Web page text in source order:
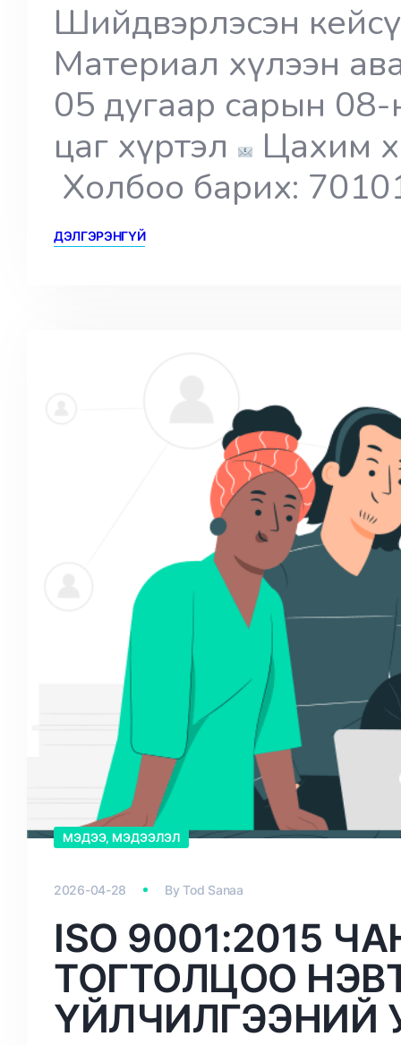
Шийдвэрлэсэн
Материал хүлээн
05 дугаар сарын
цаг хүртэл
Цахим
Холбоо барих:
ДЭЛГЭРЭНГҮЙ
МЭДЭЭ, МЭДЭЭЛЭЛ
2026-04-28 ByTod Sanaa
ISO 9001:2015
ТОГТОЛЦОО
ҮЙЛЧИЛГЭЭНИЙ